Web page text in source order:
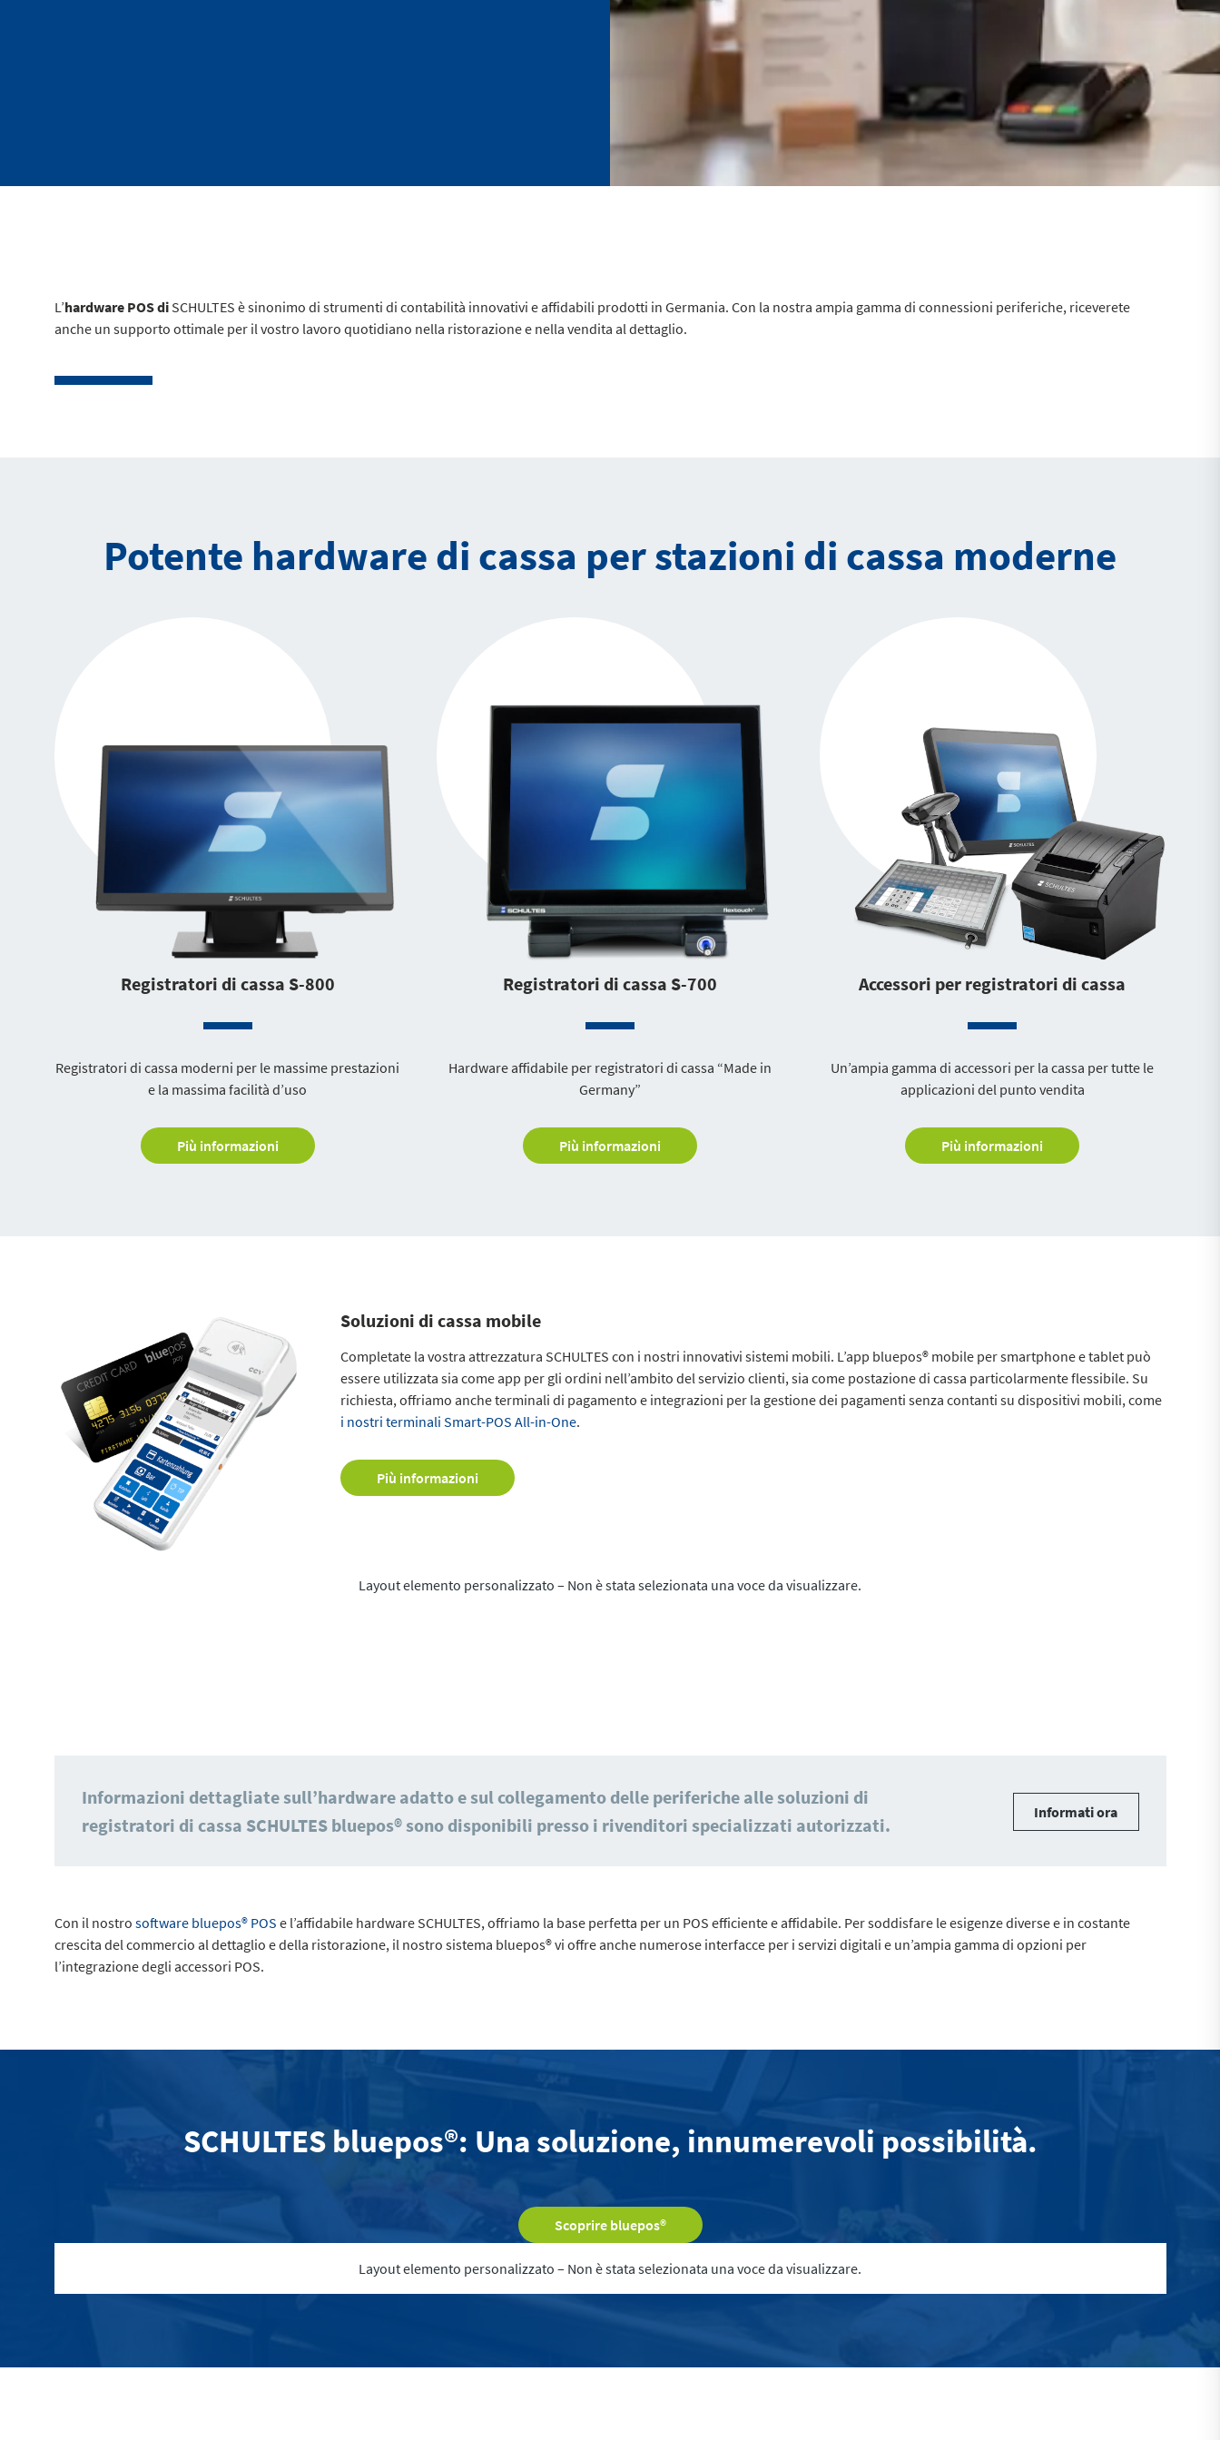
L’hardware POS diSCHULTES è sinonimo di strumenti di contabilità innovativi e affidabili prodotti in Germania. Con la nostra ampia gamma di connessioni periferiche, riceverete
anche un supporto ottimale per il vostro lavoro quotidiano nella ristorazione e nella vendita al dettaglio.
Potente hardware di cassa per stazioni di cassa moderne
Registratori di cassa S-800
Registratori di cassa moderni per le massime prestazioni
e la massima facilità d’uso
Più informazioni
Registratori di cassa S-700
Hardware affidabile per registratori di cassa “Made in
Germany”
Più informazioni
Accessori per registratori di cassa
Un’ampia gamma di accessori per la cassa per tutte le
applicazioni del punto vendita
Più informazioni
Soluzioni di cassa mobile
Completate la vostra attrezzatura SCHULTES con i nostri innovativi sistemi mobili. L’app bluepos® mobile per smartphone e tablet può
essere utilizzata sia come app per gli ordini nell’ambito del servizio clienti, sia come postazione di cassa particolarmente flessibile. Su
richiesta, offriamo anche terminali di pagamento e integrazioni per la gestione dei pagamenti senza contanti su dispositivi mobili, come
i nostri terminali Smart-POS All-in-One.
Più informazioni
Layout elemento personalizzato – Non è stata selezionata una voce da visualizzare.
Informazioni dettagliate sull’hardware adatto e sul collegamento delle periferiche alle soluzioni di
registratori di cassa SCHULTES bluepos® sono disponibili presso i rivenditori specializzati autorizzati.
Informati ora
Con il nostro software bluepos® POS e l’affidabile hardware SCHULTES, offriamo la base perfetta per un POS efficiente e affidabile. Per soddisfare le esigenze diverse e in costante
crescita del commercio al dettaglio e della ristorazione, il nostro sistema bluepos® vi offre anche numerose interfacce per i servizi digitali e un’ampia gamma di opzioni per
l’integrazione degli accessori POS.
SCHULTES bluepos®: Una soluzione, innumerevoli possibilità.
Scoprire bluepos®
Layout elemento personalizzato – Non è stata selezionata una voce da visualizzare.